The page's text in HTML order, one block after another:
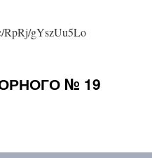
RpRj/gYszUu5Lo
№ 19